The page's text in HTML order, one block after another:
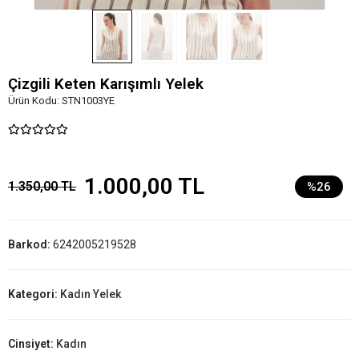
Çizgili Keten Karışımlı Yelek
Ürün Kodu: STN1003YE
1.350,00 TL 1.000,00 TL %26
Barkod: 6242005219528
Kategori: Kadın Yelek
Cinsiyet: Kadın